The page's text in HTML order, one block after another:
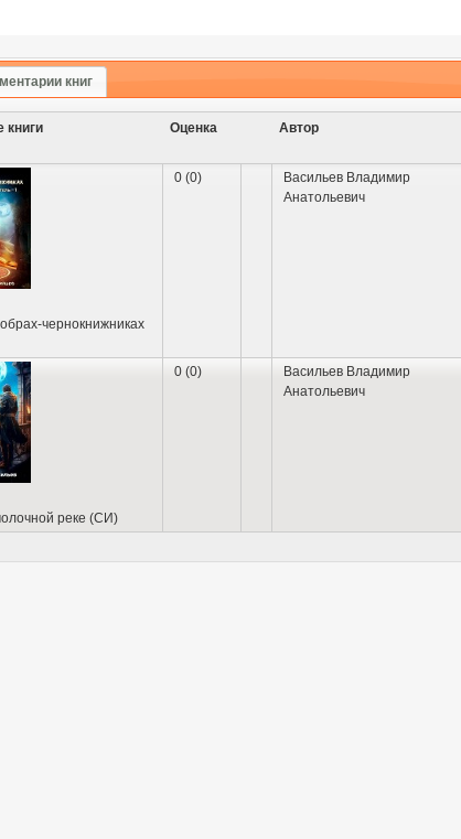
книг
книги Оценка Автор
чернокнижниках
0 (0)
Васильев Владимир
Анатольевич
реке (СИ)
0 (0)
Васильев Владимир
Анатольевич